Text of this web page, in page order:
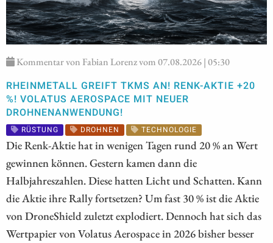
Kommentar von Fabian Lorenz vom 07.08.2026 | 05:30
RHEINMETALL GREIFT TKMS AN! RENK-AKTIE +20
%! VOLATUS AEROSPACE MIT NEUER
DROHNENANWENDUNG!
RÜSTUNG DROHNEN TECHNOLOGIE
Die Renk-Aktie hat in wenigen Tagen rund 20 % an Wert
gewinnen können. Gestern kamen dann die
Halbjahreszahlen. Diese hatten Licht und Schatten. Kann
die Aktie ihre Rally fortsetzen? Um fast 30 % ist die Aktie
von DroneShield zuletzt explodiert. Dennoch hat sich das
Wertpapier von Volatus Aerospace in 2026 bisher besser